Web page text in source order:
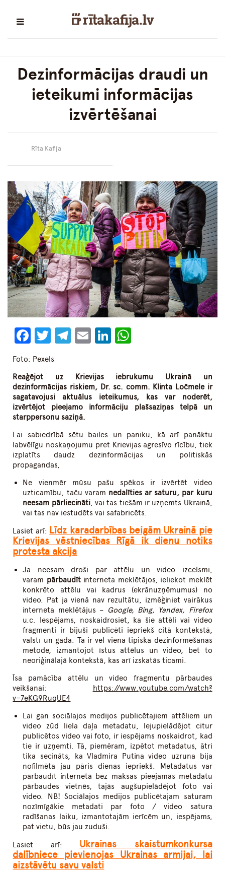
Dezinformācijas draudi un
ieteikumi informācijas
izvērtēšanai
Rīta Kafija
Facebook
Twitter
Telegram
EmailLinkedIn
Foto: Pexels
Reaģējot uz Krievijas iebrukumu Ukrainā un
dezinformācijas riskiem, Dr. sc. comm. Klinta Ločmele ir
sagatavojusi aktuālus ieteikumus, kas var noderēt,
izvērtējot pieejamo informāciju plašsaziņas telpā un
starppersonu saziņā.
Lai sabiedrībā sētu bailes un paniku, kā arī panāktu
labvēlīgu noskaņojumu pret Krievijas agresīvo rīcību, tiek
izplatīts daudz dezinformācijas un politiskās
propagandas,
Ne vienmēr mūsu pašu spēkos ir izvērtēt video
uzticamību, taču varam nedalīties ar saturu, par kuru
neesam pārliecināti, vai tas tiešām ir uzņemts Ukrainā,
vai tas nav iestudēts vai safabricēts.
Lasiet arī: Līdz karadarbības beigām Ukrainā pie
Krievijas vēstniecības Rīgā ik dienu notiks
protesta akcija
Ja neesam droši par attēlu un video izcelsmi,
varam pārbaudītinterneta meklētājos, ieliekot meklēt
konkrēto attēlu vai kadrus (ekrānuzņēmumus) no
video. Pat ja vienā nav rezultātu, izmēģiniet vairākus
interneta meklētājus – Google, Bing, Yandex, Firefox
u.c. Iespējams, noskaidrosiet, ka šie attēli vai video
fragmenti ir bijuši publicēti iepriekš citā kontekstā,
valstī un gadā. Tā ir vēl viena tipiska dezinformēšanas
metode, izmantojot īstus attēlus un video, bet to
neoriģinālajā kontekstā, kas arī izskatās ticami.
Īsa pamācība attēlu un video fragmentu pārbaudes
veikšanai:
https://www.youtube.com/watch?
v=7eKG9RuqUE4
Lai gan sociālajos medijos publicētajiem attēliem un
video zūd liela daļa metadatu, lejupielādējot citur
publicētos video vai foto, ir iespējams noskaidrot, kad
tie ir uzņemti. Tā, piemēram, izpētot metadatus, ātri
tika secināts, ka Vladmira Putina video uzruna bija
nofilmēta jau pāris dienas iepriekš. Metadatus var
pārbaudīt internetā bez maksas pieejamās metadatu
pārbaudes vietnēs, tajās augšupielādējot foto vai
video. NB! Sociālajos medijos publicētajam saturam
nozīmīgākie metadati par foto / video satura
radīšanas laiku, izmantotajām ierīcēm un, iespējams,
pat vietu, būs jau zuduši.
Lasiet arī: Ukrainas skaistumkonkursa
dalībniece pievienojas Ukrainas armijai, lai
aizstāvētu savu valsti